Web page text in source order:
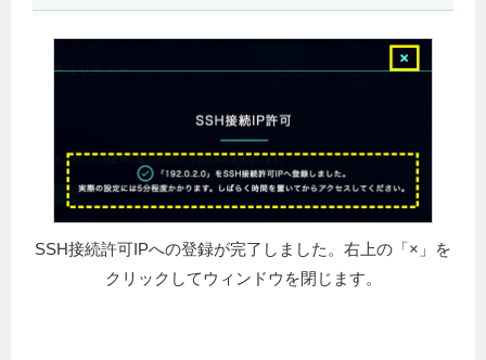
SSH接続許可IPへの登録が完了しました。右上の「×」を
クリックしてウィンドウを閉じます。